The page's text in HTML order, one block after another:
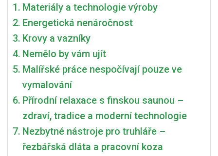
Materiály a technologie výroby
Energetická nenáročnost
Krovy a vazníky
Nemělo by vám ujít
Malířské práce nespočívají pouze ve
vymalování
Přírodní relaxace s finskou saunou –
zdraví, tradice a moderní technologie
Nezbytné nástroje pro truhláře –
řezbářská dláta a pracovní koza